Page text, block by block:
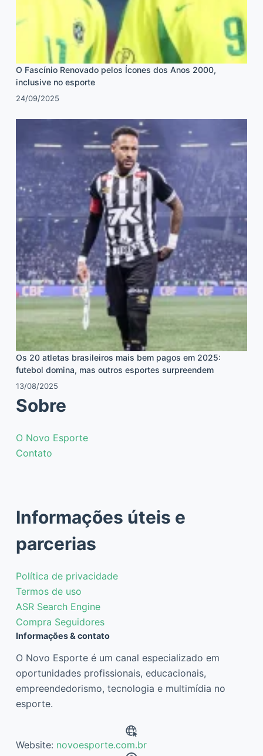
O Fascínio Renovado pelos Ícones dos Anos 2000,
inclusive no esporte
24/09/2025
Os 20 atletas brasileiros mais bem pagos em 2025:
futebol domina, mas outros esportes surpreendem
13/08/2025
Sobre
O Novo Esporte
Contato
Informações úteis e
parcerias
Política de privacidade
Termos de uso
ASR Search Engine
Compra Seguidores
Informações & contato
O Novo Esporte é um canal especializado em
oportunidades profissionais, educacionais,
empreendedorismo, tecnologia e multimídia no
esporte.
Website: novoesporte.com.br